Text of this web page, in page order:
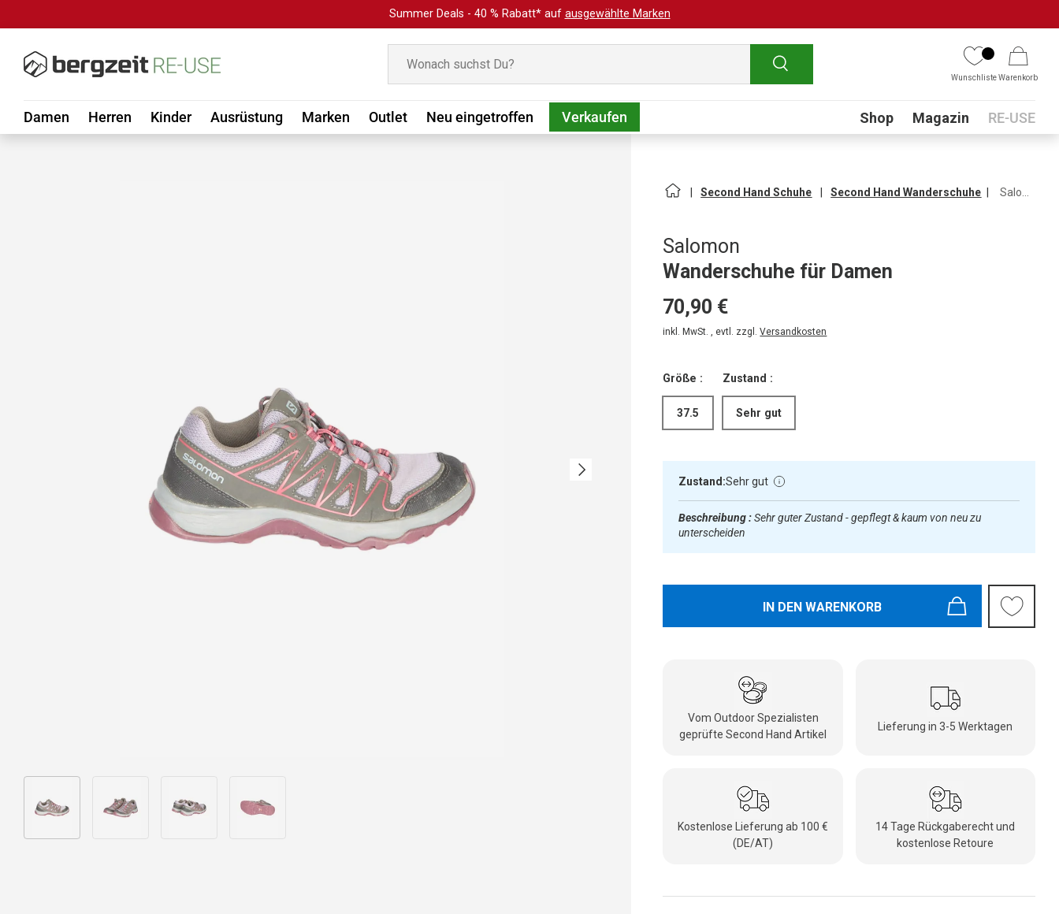
Summer Deals - 40 % Rabatt* auf ausgewählte Marken
Suchen
WunschlisteWarenkorb
Damen Herren Kinder Ausrüstung Marken Outlet Neu eingetroffen Verkaufen Submenu
Shop Magazin RE-USE
Nächste
Bild 1 in Galerieansicht laden
Second Hand Schuhe Second Hand Wanderschuhe
Salomon
Wanderschuhe für Damen
70,90 €
inkl. MwSt. , evtl. zzgl.Versandkosten
Größe :
37.5
Zustand :
Sehr gut
Zustand:Sehr gut
Beschreibung :Sehr guter Zustand - gepflegt & kaum von neu zu
unterscheiden
IN DEN WARENKORB
Vom Outdoor Spezialisten
geprüfte Second Hand Artikel
Lieferung in 3-5 Werktagen
Kostenlose Lieferung ab 100 €
(DE/AT)
14 Tage Rückgaberecht und
kostenlose Retoure